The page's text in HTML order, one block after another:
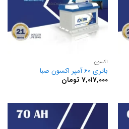
اکسون
باتری 60 آمپر اکسون صبا
7,017,000 تومان